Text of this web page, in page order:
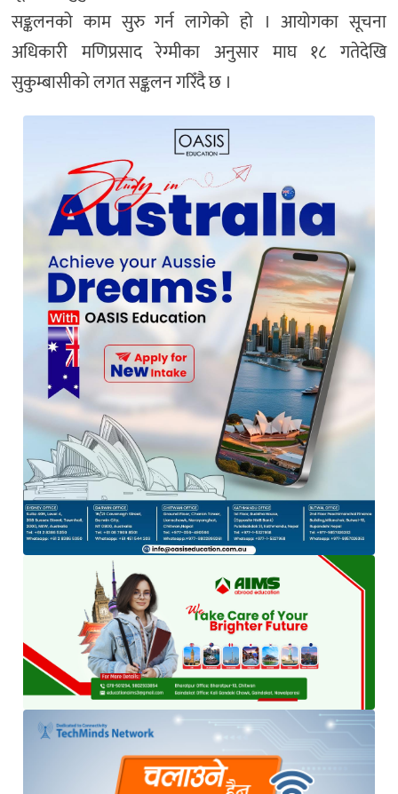
सङ्कलनको काम सुरु गर्न लागेको हो । आयोगका सूचना
अधिकारी मणिप्रसाद रेग्मीका अनुसार माघ १८ गतेदेखि
सुकुम्बासीको लगत सङ्कलन गरिँदै छ ।